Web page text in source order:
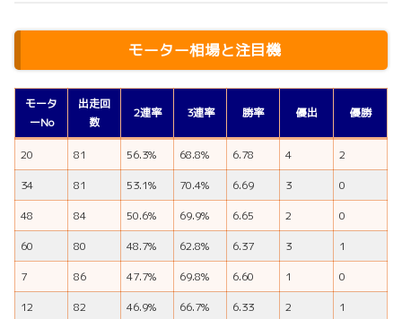
モーター相場と注目機
モータ
ーNo
出走回
数
2連率 3連率 勝率 優出 優勝
20 81 56.3% 68.8% 6.78 4
2
34
81 53.1% 70.4% 6.69 3
0
48
84 50.6% 69.9% 6.65 2
0
60
80 48.7% 62.8% 6.37 3
1
7
86 47.7% 69.8% 6.60 1
0
12
82 46.9% 66.7% 6.33 2
1